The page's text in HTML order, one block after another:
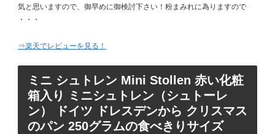
気と思いますので、御早めに御検討下さい！粉まみれに為りますので
・・・
⇒楽天でレビューを見る！
ミニ シュトレン Mini Stollen 赤い化粧
箱入り ミニシュトレン（シュトーレ
ン） ドイツ ドレスデンから クリスマス
のパン 250グラムの食べきりサイズ